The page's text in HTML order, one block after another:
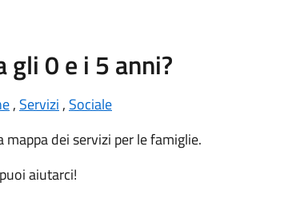
0 e i 5 anni?
, Servizi , Sociale
dei servizi per le famiglie.
aiutarci!